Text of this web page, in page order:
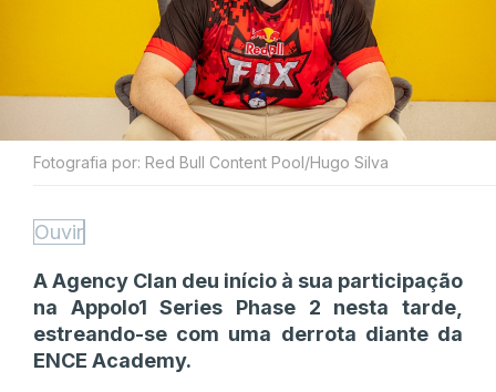
Fotografia por: Red Bull Content Pool/Hugo Silva
Ouvir
A Agency Clan deu início à sua participação
na Appolo1 Series Phase 2 nesta tarde,
estreando-se com uma derrota diante da
ENCE Academy.